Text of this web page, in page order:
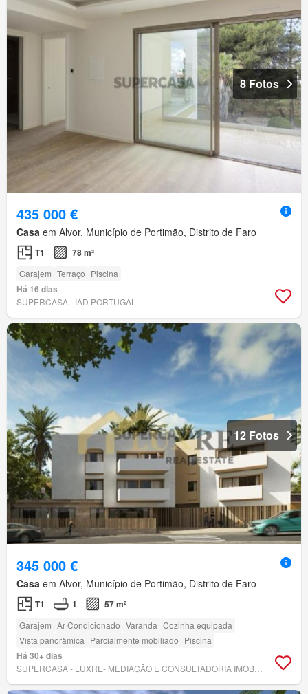
8 Fotos
435 000 €
Casa em Alvor, Município de Portimão, Distrito de Faro
T1 78 m²
Garajem Terraço Piscina
Há 16 dias
SUPERCASA - IAD PORTUGAL
12 Fotos
345 000 €
Casa em Alvor, Município de Portimão, Distrito de Faro
T1 1 57 m²
Garajem Ar Condicionado Varanda Cozinha equipada
Vista panorâmica Parcialmente mobiliado Piscina
Há 30+ dias